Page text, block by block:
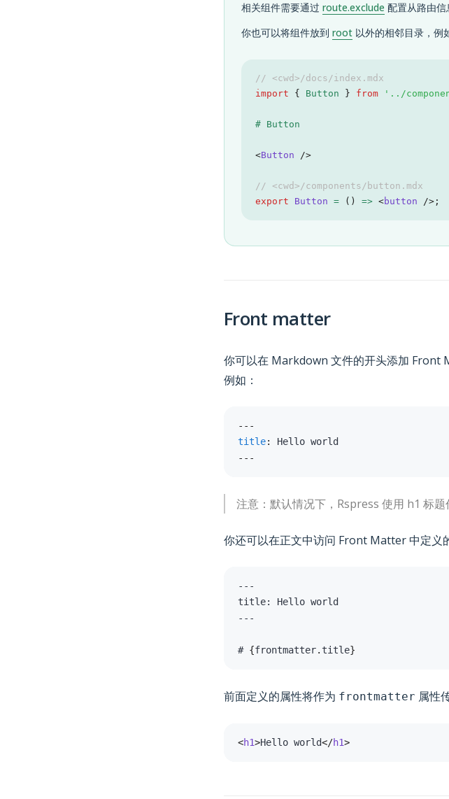
相关组件需要通过 route.exclude 配置从路由信
你也可以将组件放到 root 以外的相邻目录，例
// <cwd>/docs/index.mdx
import
{ Button } from '../
<Button />
// <cwd>/components/button.mdx
export
Button = ( ) => <button /> ;
Front matter
你可以在 Markdown 文件的开头添加 Front
例如：
---
title:
---
注意：默认情况下，Rspress 使用 h1 标题
你还可以在正文中访问 Front Matter 中定义
-- -
title:
-- -
# {frontmatter. title}
前面定义的属性将作为 frontmatter 属性
<h1>Hello world</h1>